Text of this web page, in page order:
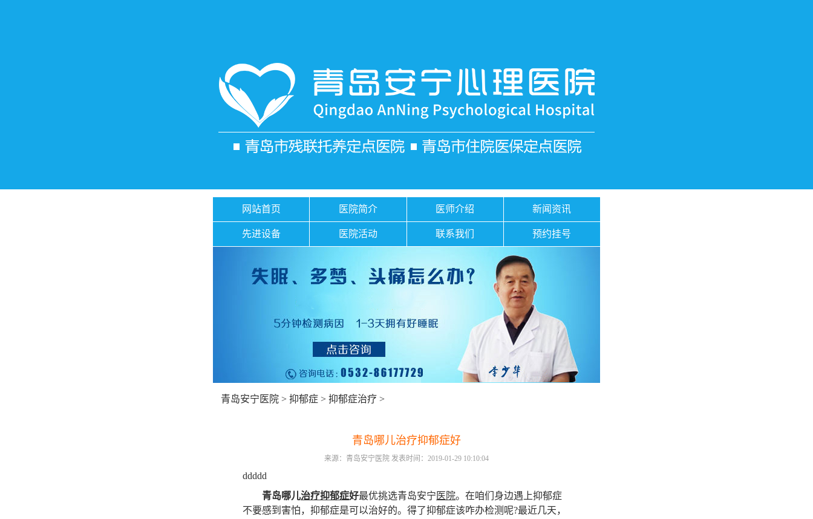
网站首页 医院简介 医师介绍 新闻资讯
先进设备 医院活动 联系我们 预约挂号
青岛安宁医院> 抑郁症> 抑郁症治疗>
青岛哪儿治疗抑郁症好
来源：青岛安宁医院 发表时间：2019-01-29 10:10:04
ddddd
青岛哪儿治疗抑郁症好最优挑选青岛安宁 医院。在咱们身边遇上抑郁症
不要感到害怕，抑郁症是可以治好的。得了抑郁症该咋办检测呢?最近几天，